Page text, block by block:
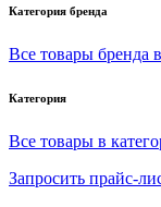
Категория бренда
Все товары бренда
Категория
Все товары в
Запросить прайс-